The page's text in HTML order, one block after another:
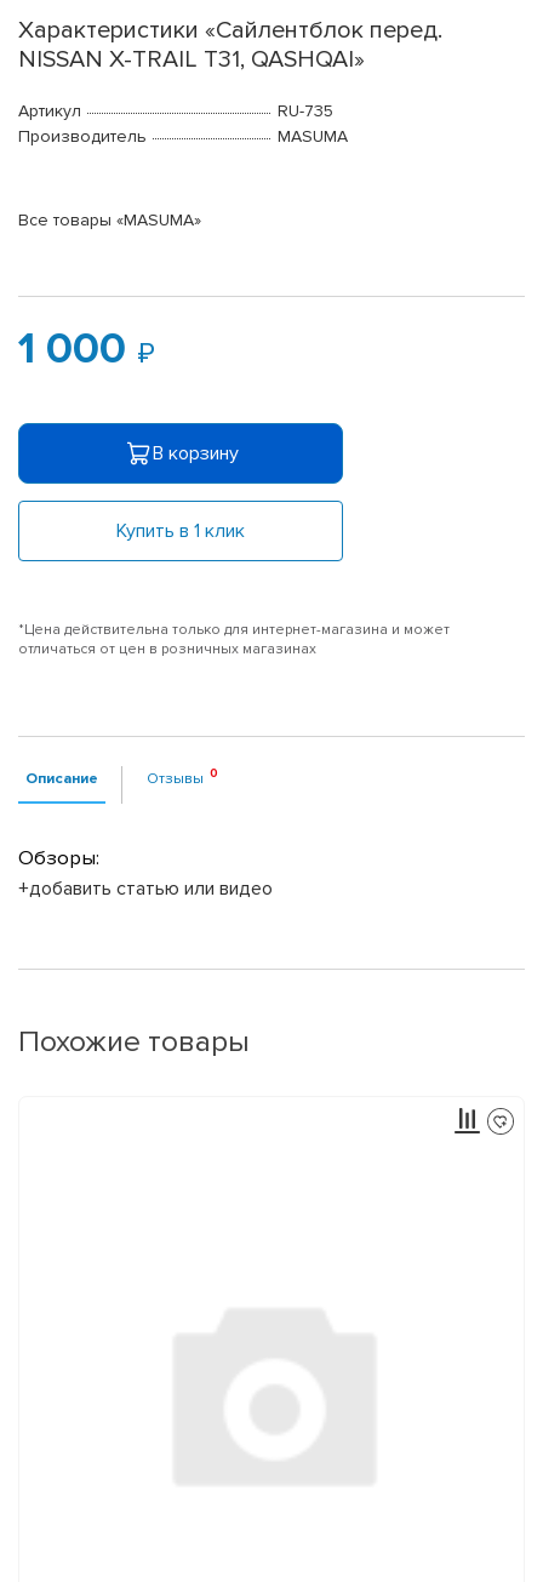
Характеристики «Сайлентблок перед.
NISSAN X-TRAIL T31, QASHQAI»
Артикул
RU-735
Производитель
MASUMA
Все товары «MASUMA»
1 000
В корзину
Купить в 1 клик
*Цена действительна только для интернет-магазина и может
отличаться от цен в розничных магазинах
Описание Отзывы
Обзоры:
+добавить статью или видео
Похожие товары